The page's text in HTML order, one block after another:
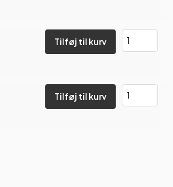
Tilføj til kurv
Tilføj til kurv